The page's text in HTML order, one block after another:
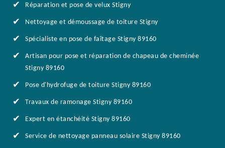
Réparation et pose de velux Stigny
Nettoyage et démoussage de toiture Stigny
Spécialiste en pose de faîtage Stigny 89160
Artisan pour pose et réparation de chapeau de cheminée
Stigny 89160
Pose d'hydrofuge de toiture Stigny 89160
Travaux de ramonage Stigny 89160
Expert en étanchéité Stigny 89160
Service de nettoyage panneau solaire Stigny 89160